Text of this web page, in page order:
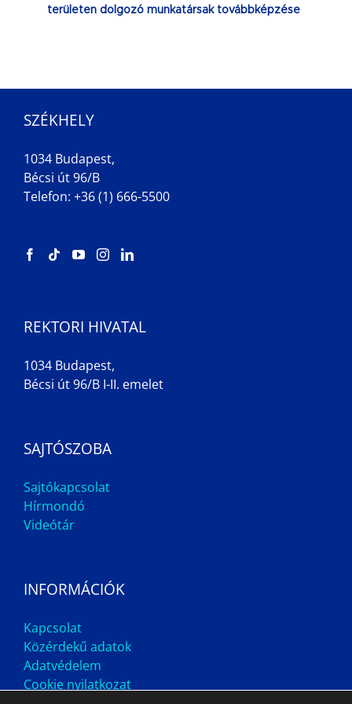
területen dolgozó munkatársak továbbképzése
SZÉKHELY
1034 Budapest,
Bécsi út 96/B
Telefon: +36 (1) 666-5500
REKTORI HIVATAL
1034 Budapest,
Bécsi út 96/B I-II. emelet
SAJTÓSZOBA
Sajtókapcsolat
Hírmondó
Videótár
INFORMÁCIÓK
Kapcsolat
Közérdekű adatok
Adatvédelem
Cookie nyilatkozat